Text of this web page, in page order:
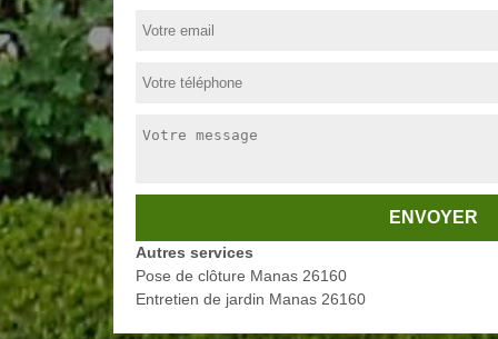
Autres services
Pose de clôture Manas 26160
Entretien de jardin Manas 26160